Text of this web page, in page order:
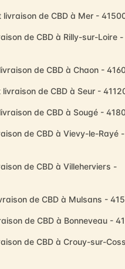
livraison de CBD à Mer -
de CBD à Rilly-sur-Loire -
de CBD à Chaon -
de CBD à Seur -
de CBD à Sougé -
de CBD à Vievy-le-Rayé -
de CBD à Villeherviers -
de CBD à Mulsans -
de CBD à Bonneveau -
de CBD à Crouy-sur-